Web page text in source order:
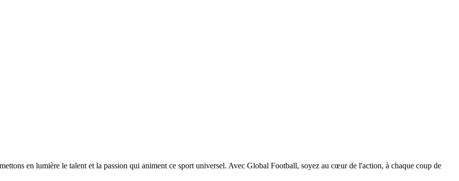
en lumière le talent et la passion qui animent ce sport universel. Avec Global Football, soyez au cœur de l'action, à chaque coup de